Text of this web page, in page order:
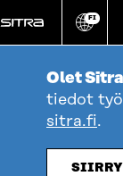
suoraan
sisältöön
Vaihda
kieli
FI
Olet
tiedot
sitra.fi.
SIIRRY